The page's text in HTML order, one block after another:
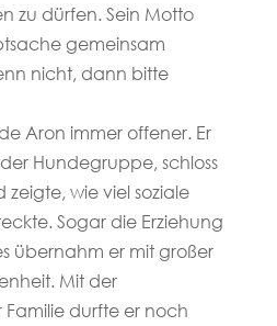
zu dürfen. Sein Motto
gemeinsam
nicht, dann bitte
Aron immer offener. Er
Hundegruppe, schloss
wie viel soziale
Sogar die Erziehung
übernahm er mit großer
Mit der
Familie durfte er noch